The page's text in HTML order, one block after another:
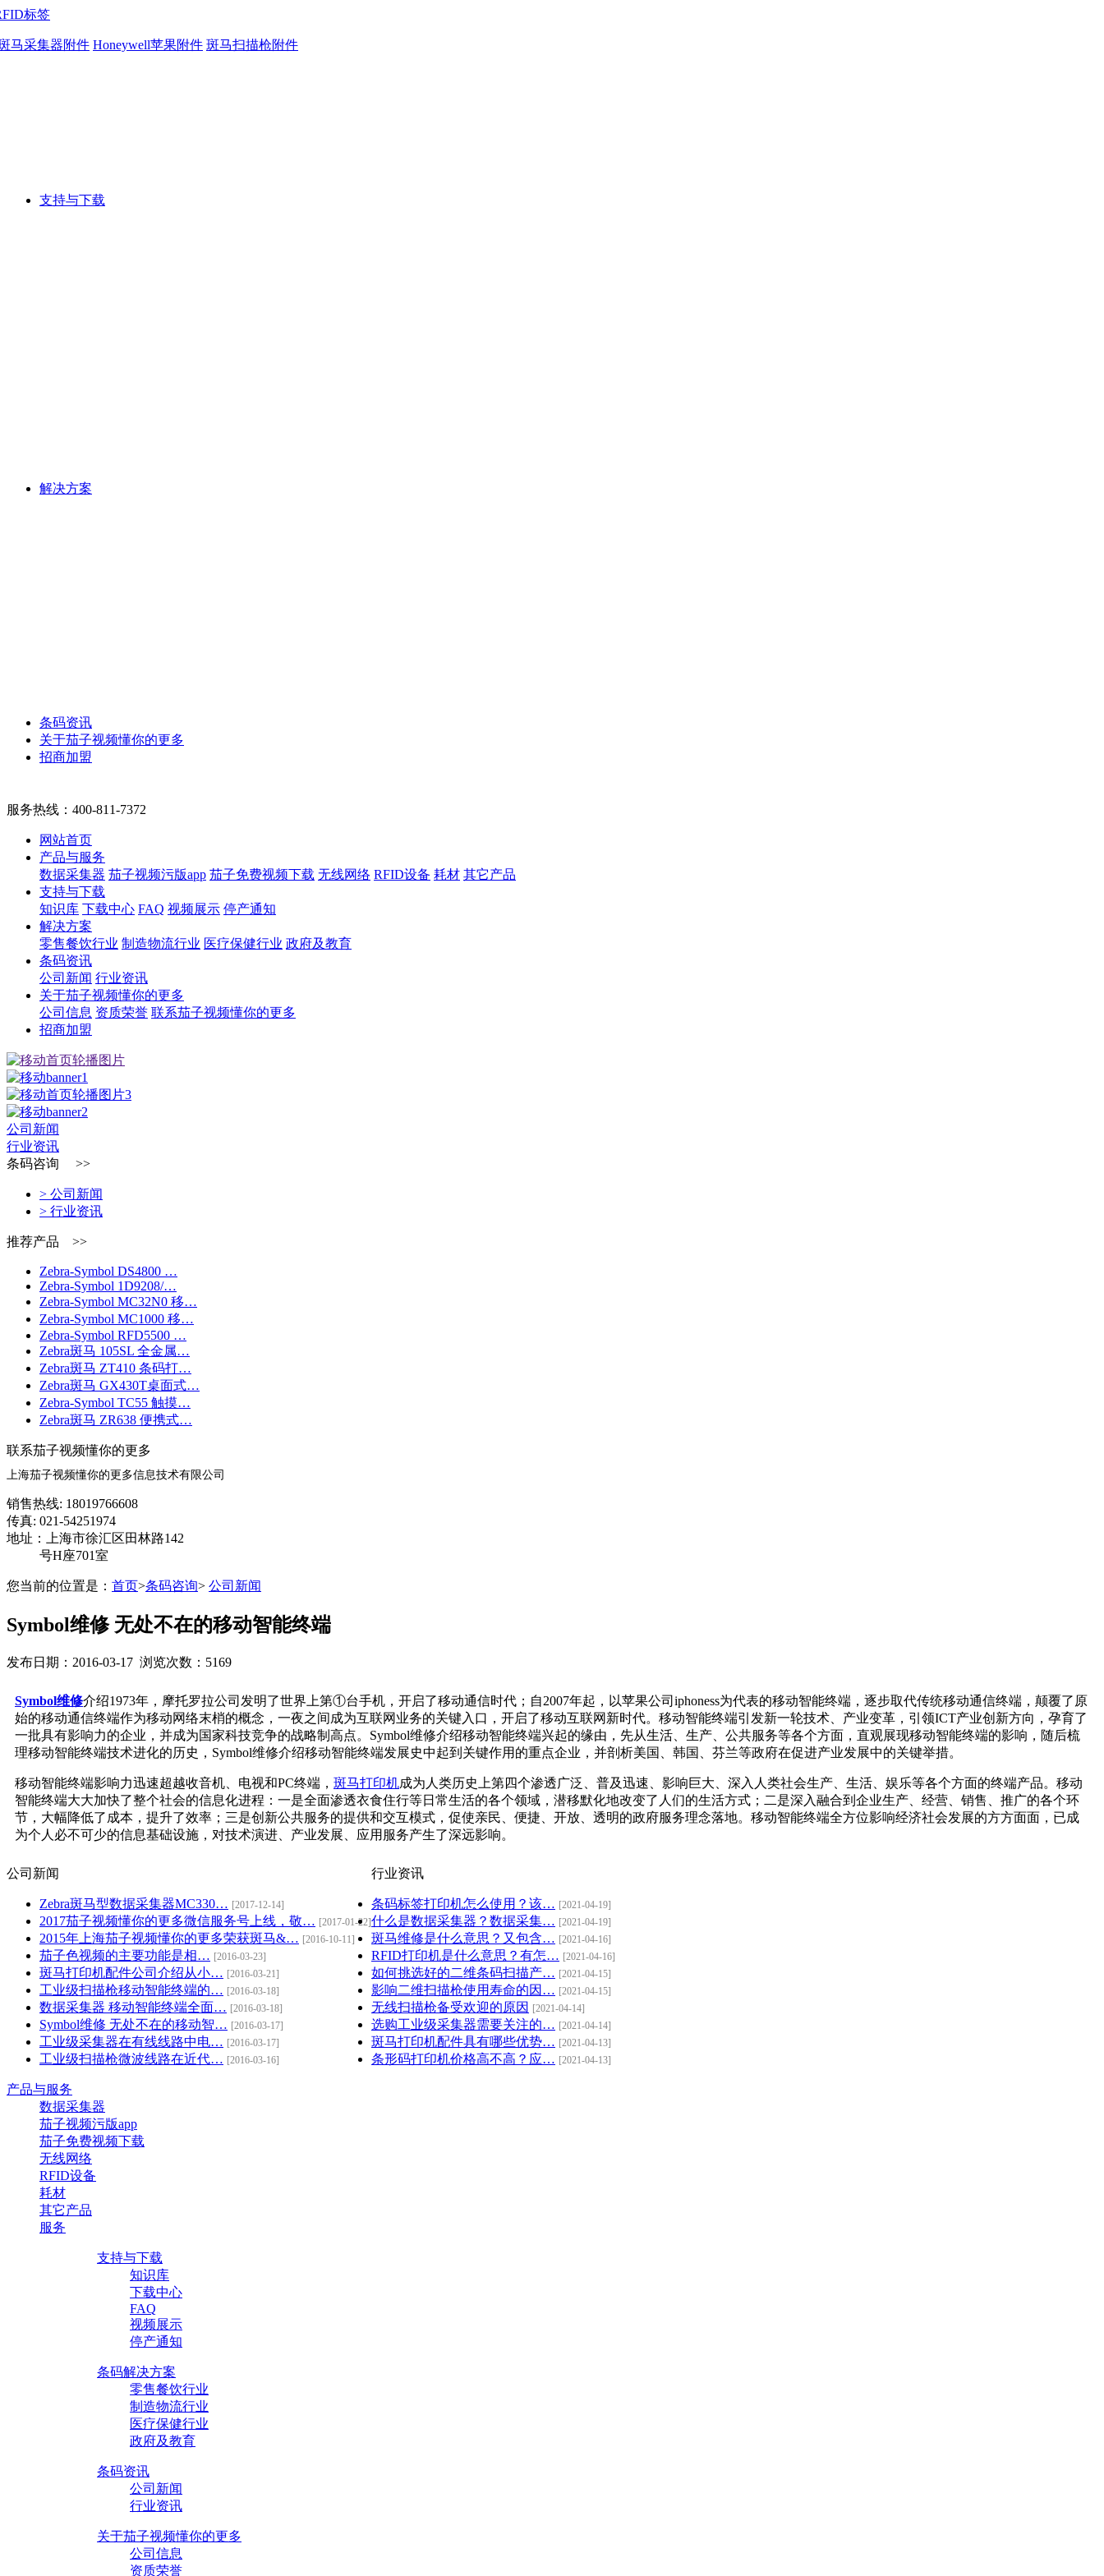
标签
马采集器附件 Honeywell苹果附件 斑马扫描枪附件
支持与下载
解决方案
条码资讯
关于茄子视频懂你的更多
招商加盟
服务热线： 400-811-7372
网站首页
产品与服务
数据采集器 茄子视频污版app 茄子免费视频下载 无线网络 RFID设备 耗材 其它产品
支持与下载
知识库 下载中心 FAQ 视频展示 停产通知
解决方案
零售餐饮行业 制造物流行业 医疗保健行业 政府及教育
条码资讯
公司新闻 行业资讯
关于茄子视频懂你的更多
公司信息 资质荣誉 联系茄子视频懂你的更多
招商加盟
公司新闻
行业资讯
条码咨询 >>
> 公司新闻
> 行业资讯
推荐产品 >>
Zebra-Symbol DS4800 …
Zebra-Symbol 1D9208/…
Zebra-Symbol MC32N0 移…
Zebra-Symbol MC1000 移…
Zebra-Symbol RFD5500 …
Zebra斑马 105SL 全金属…
Zebra斑马 ZT410 条码打…
Zebra斑马 GX430T桌面式…
Zebra-Symbol TC55 触摸…
Zebra斑马 ZR638 便携式…
联系茄子视频懂你的更多
上海茄子视频懂你的更多信息技术有限公司
销售热线: 18019766608
传真: 021-54251974
地址：上海市徐汇区田林路142
号H座701室
您当前的位置是： 首页>条码咨询> 公司新闻
Symbol维修 无处不在的移动智能终端
发布日期：2016-03-17 浏览次数：5169
Symbol维修介绍1973年，摩托罗拉公司发明了世界上第①台手机，开启了移动通信时代；自2007年起，以苹果公司 iphoness为代表的移动智能终端，逐步取代传统移动通信终端，颠覆了原
始的移动通信终端作为移动网络末梢的概念，一夜之间成为互联网业务的关键入口，开启了移动互联网新时代。移动智能终端引发新一轮技术、产业变革，引领ICT产业创新方向，孕育了
一批具有影响力的企业，并成为国家科技竞争的战略制高点。 Symbol维修介绍移动智能终端兴起的缘由，先从生活、生产、公共服务等各个方面，直观展现移动智能终端的影响，随后梳
理移动智能终端技术进化的历史， Symbol维修介绍移动智能终端发展史中起到关键作用的重点企业，并剖析美国、韩国、芬兰等政府在促进产业发展中的关键举措。
移动智能终端影响力迅速超越收音机、电视和PC终端， 斑马打印机成为人类历史上第四个渗透广泛、普及迅速、影响巨大、深入人类社会生产、生活、娱乐等各个方面的终端产品。移动
智能终端大大加快了整个社会的信息化进程：一是全面渗透衣食住行等日常生活的各个领域，潜移默化地改变了人们的生活方式；二是深入融合到企业生产、经营、销售、推广的各个环
节，大幅降低了成本，提升了效率；三是创新公共服务的提供和交互模式，促使亲民、便捷、开放、透明的政府服务理念落地。移动智能终端全方位影响经济社会发展的方方面面，已成
为个人必不可少的信息基础设施，对技术演进、产业发展、应用服务产生了深远影响。
公司新闻
Zebra斑马型数据采集器MC330… [2017-12-14]
2017茄子视频懂你的更多微信服务号上线，敬… [2017-01-22]
2015年上海茄子视频懂你的更多荣获斑马&… [2016-10-11]
茄子色视频的主要功能是相… [2016-03-23]
斑马打印机配件公司介绍从小… [2016-03-21]
工业级扫描枪移动智能终端的… [2016-03-18]
数据采集器 移动智能终端全面… [2016-03-18]
Symbol维修 无处不在的移动智… [2016-03-17]
工业级采集器在有线线路中电… [2016-03-17]
工业级扫描枪微波线路在近代… [2016-03-16]
行业资讯
条码标签打印机怎么使用？该… [2021-04-19]
什么是数据采集器？数据采集… [2021-04-19]
斑马维修是什么意思？又包含… [2021-04-16]
RFID打印机是什么意思？有怎… [2021-04-16]
如何挑选好的二维条码扫描产… [2021-04-15]
影响二维扫描枪使用寿命的因… [2021-04-15]
无线扫描枪备受欢迎的原因 [2021-04-14]
选购工业级采集器需要关注的… [2021-04-14]
斑马打印机配件具有哪些优势… [2021-04-13]
条形码打印机价格高不高？应… [2021-04-13]
产品与服务
数据采集器
茄子视频污版app
茄子免费视频下载
无线网络
RFID设备
耗材
其它产品
服务
支持与下载
知识库
下载中心
FAQ
视频展示
停产通知
条码解决方案
零售餐饮行业
制造物流行业
医疗保健行业
政府及教育
条码资讯
公司新闻
行业资讯
关于茄子视频懂你的更多
公司信息
资质荣誉